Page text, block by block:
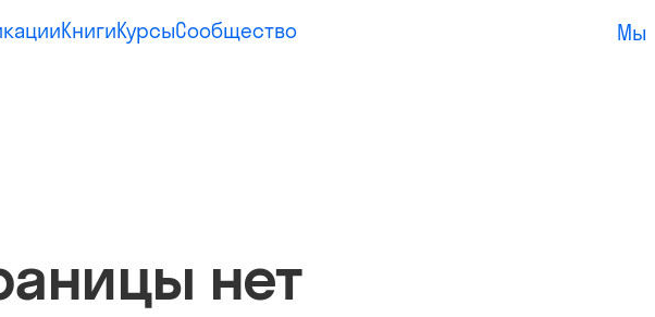
КнигиКурсыСообщество Мы
нет